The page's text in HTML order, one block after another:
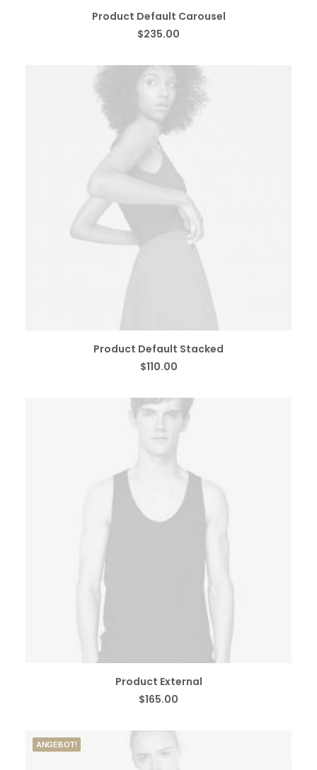
IN DEN WARENKORB
Product Default Carousel
$235.00
IN DEN WARENKORB
Product Default Stacked
$110.00
BUY ON THEMEFOREST
Product External
$165.00
ANGEBOT!